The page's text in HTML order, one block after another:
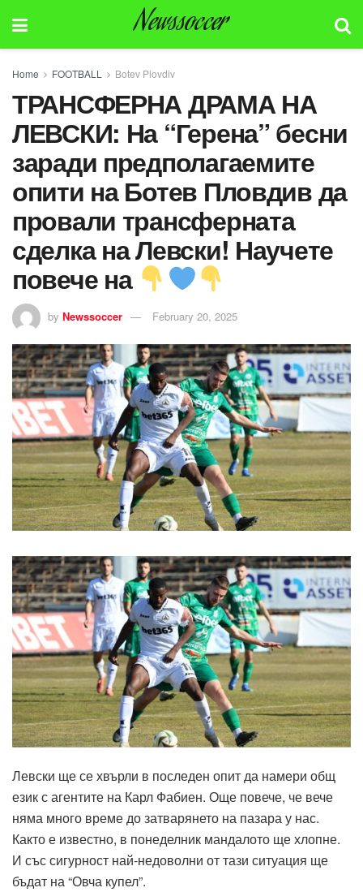
Newssoccer
Home FOOTBALL Botev Plovdiv
ТРАНСФЕРНА ДРАМА НА
ЛЕВСКИ: На “Герена” бесни
заради предполагаемите
опити на Ботев Пловдив да
провали трансферната
сделка на Левски! Научете
повече на
by Newssoccer February 20, 2025
Левски ще се хвърли в последен опит да намери общ
език с агентите на Карл Фабиен. Още повече, че вече
няма много време до затварянето на пазара у нас.
Както е известно, в понеделник мандалото ще хлопне.
И със сигурност най-недоволни от тази ситуация ще
бъдат на “Овча купел”.